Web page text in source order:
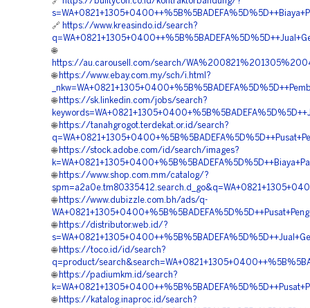
🔗 https://www.kreasindo.id/search?
🌐
https://au.carousell.com/search/
🌐 https://www.ebay.com.my/sch/i.html?
🌐 https://sk.linkedin.com/jobs/search?
🌐 https://tanahgrogot.terdekat.or.id/search?
🌐 https://stock.adobe.com/id/search/images?
🌐 https://www.shop.com.mm/catalog/?
🌐 https://www.dubizzle.com.bh/ads/q-
🌐 https://distributor.web.id/?
🌐 https://toco.id/id/search?
q=product/
🌐 https://padiumkm.id/search?
🌐 https://katalog.inaproc.id/search?